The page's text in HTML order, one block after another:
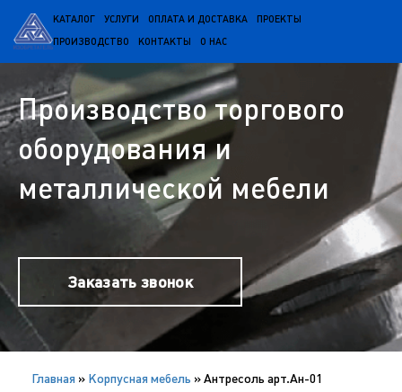
КАТАЛОГ УСЛУГИ ОПЛАТА И ДОСТАВКА ПРОЕКТЫ
ПРОИЗВОДСТВО КОНТАКТЫ О НАС
Производство торгового
оборудования и
металлической мебели
Заказать звонок
Главная » Корпусная мебель »Антресоль арт.Ан-01